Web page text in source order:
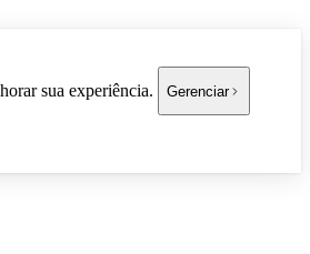
sua experiência. Gerenciar